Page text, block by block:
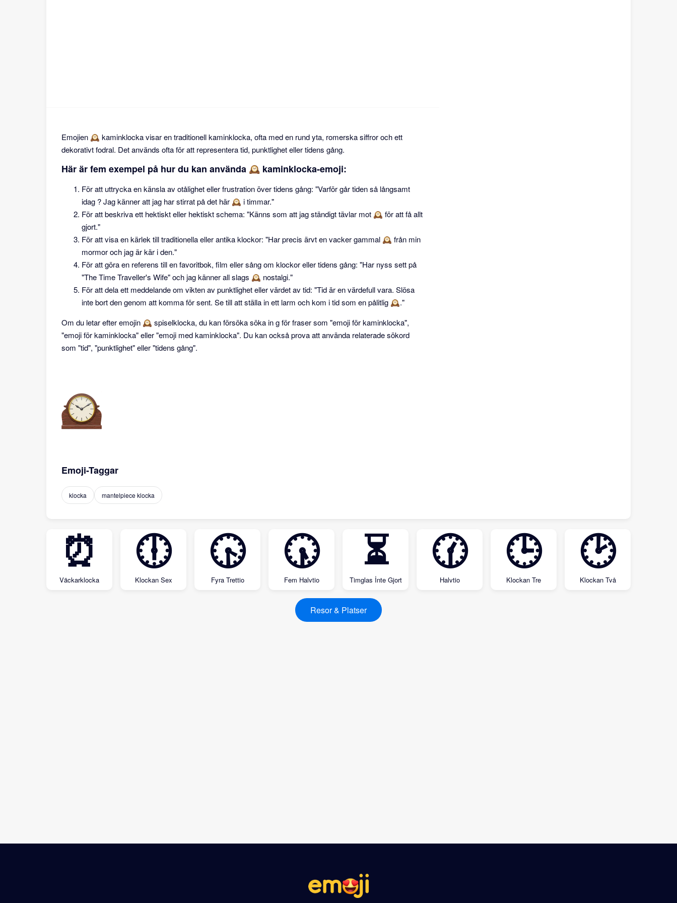
Emojien 🕰 kaminklocka visar en traditionell kaminklocka, ofta med en rund yta, romerska siffror och ett
dekorativt fodral. Det används ofta för att representera tid, punktlighet eller tidens gång.
Här är fem exempel på hur du kan använda 🕰 kaminklocka-emoji:
För att uttrycka en känsla av otålighet eller frustration över tidens gång: "Varför går tiden så långsamt
idag ? Jag känner att jag har stirrat på det här 🕰 i timmar."
För att beskriva ett hektiskt eller hektiskt schema: "Känns som att jag ständigt tävlar mot 🕰 för att få allt
gjort."
För att visa en kärlek till traditionella eller antika klockor: "Har precis ärvt en vacker gammal 🕰 från min
mormor och jag är kär i den."
För att göra en referens till en favoritbok, film eller sång om klockor eller tidens gång: "Har nyss sett på
"The Time Traveller's Wife" och jag känner all slags 🕰 nostalgi."
För att dela ett meddelande om vikten av punktlighet eller värdet av tid: "Tid är en värdefull vara. Slösa
inte bort den genom att komma för sent. Se till att ställa in ett larm och kom i tid som en pålitlig 🕰."
Om du letar efter emojin 🕰 spiselklocka, du kan försöka söka in g för fraser som "emoji för kaminklocka",
"emoji för kaminklocka" eller "emoji med kaminklocka". Du kan också prova att använda relaterade sökord
som "tid", "punktlighet" eller "tidens gång".
Emoji-Taggar
klocka mantelpiece klocka
⏰
Väckarklocka
🕕
Klockan Sex
🕟
Fyra Trettio
🕠
Fem Halvtio
⏳
Timglas İnte Gjort
🕜
Halvtio
🕒
Klockan Tre
🕑
Klockan Två
Resor & Platser